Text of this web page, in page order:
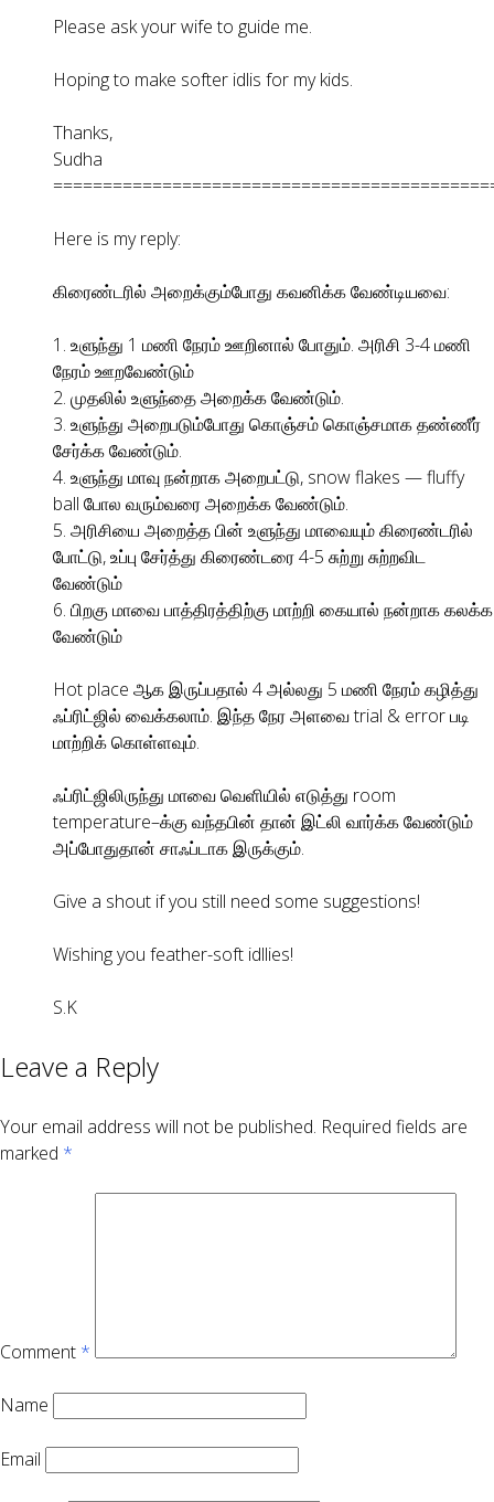
Please ask your wife to guide me.
Hoping to make softer idlis for my kids.
Thanks,
Sudha
Here is my reply:
கிரைண்டரில் அறைக்கும்போது கவனிக்க வேண்டியவை:
1. உளுந்து 1 மணி நேரம் ஊறினால் போதும். அரிசி 3-4 மணி
நேரம் ஊறவேண்டும்
2. முதலில் உளுந்தை அறைக்க வேண்டும்.
3. உளுந்து அறைபடும்போது கொஞ்சம் கொஞ்சமாக தண்ணீர்
சேர்க்க வேண்டும்.
4. உளுந்து மாவு நன்றாக அறைபட்டு, snow flakes — fluffy
ball போல வரும்வரை அறைக்க வேண்டும்.
5. அரிசியை அறைத்த பின் உளுந்து மாவையும் கிரைண்டரில்
போட்டு, உப்பு சேர்த்து கிரைண்டரை 4-5 சுற்று சுற்றவிட
வேண்டும்
6. பிறகு மாவை பாத்திரத்திற்கு மாற்றி கையால் நன்றாக கலக்க
வேண்டும்
Hot place ஆக இருப்பதால் 4 அல்லது 5 மணி நேரம் கழித்து
ஃப்ரிட்ஜில் வைக்கலாம். இந்த நேர அளவை trial & error படி
மாற்றிக் கொள்ளவும்.
ஃப்ரிட்ஜிலிருந்து மாவை வெளியில் எடுத்து room
temperature–க்கு வந்தபின் தான் இட்லி வார்க்க வேண்டும்
அப்போதுதான் சாஃப்டாக இருக்கும்.
Give a shout if you still need some suggestions!
Wishing you feather-soft idllies!
S.K
Leave a Reply
Your email address will not be published. Required fields are
marked *
Comment *
Name
Email